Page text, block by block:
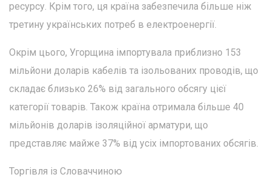
ресурсу. Крім того, ця країна забезпечила більше ніж
третину українських потреб в електроенергії.
Окрім цього, Угорщина імпортувала приблизно 153
мільйони доларів кабелів та ізольованих проводів, що
складає близько 26% від загального обсягу цієї
категорії товарів. Також країна отримала більше 40
мільйонів доларів ізоляційної арматури, що
представляє майже 37% від усіх імпортованих обсягів.
Торгівля із Словаччиною